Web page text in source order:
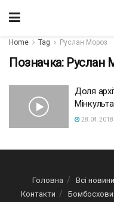
Home Tag Руслан Мороз
Позначка: Руслан
Доля
28.04.2018
Головна Всі новини
Контакти